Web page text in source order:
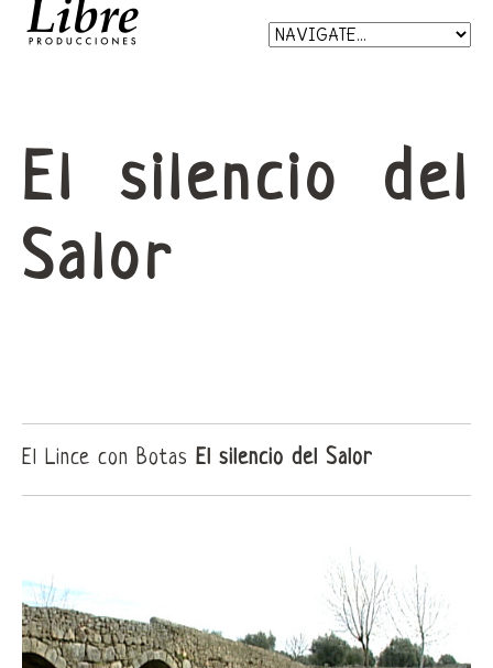
El silencio del
Salor
El Lince con Botas El silencio del Salor